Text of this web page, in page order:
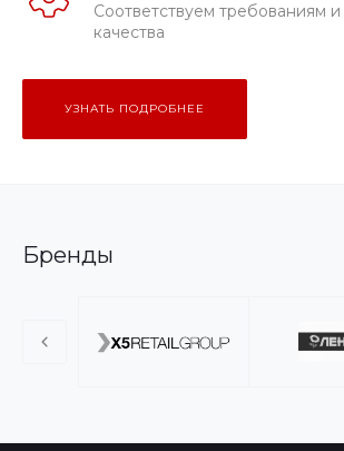
Соответствуем требованиям
качества
УЗНАТЬ ПОДРОБНЕЕ
Бренды